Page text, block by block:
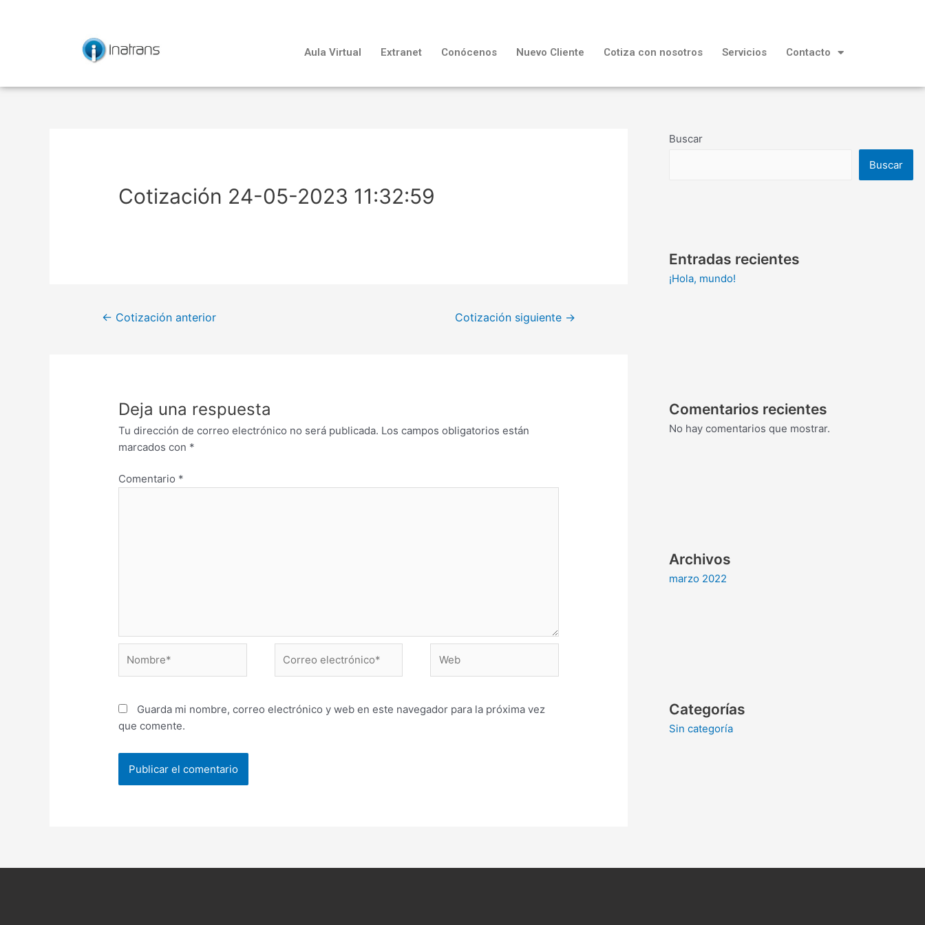
Aula Virtual Extranet Conócenos Nuevo Cliente Cotiza con nosotros Servicios Contacto
Cotización 24-05-2023 11:32:59
entradas
← Cotización anterior Cotización siguiente →
Deja una respuesta
Tu dirección de correo electrónico no será publicada. Los campos obligatorios están
marcados con *
Comentario *
electrónico*
Guarda mi nombre, correo electrónico y web en este navegador para la próxima vez
que comente.
Buscar
Buscar
Entradas recientes
¡Hola, mundo!
Comentarios recientes
No hay comentarios que mostrar.
Archivos
marzo 2022
Categorías
Sin categoría